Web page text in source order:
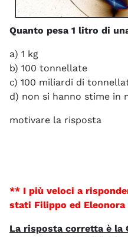
Quanto pesa 1 litro di
a) 1 kg
b) 100 tonnellate
c) 100 miliardi di
d) non si hanno stime in
motivare la risposta
** I più veloci a
stati Filippo ed Eleonora
La risposta corretta è la